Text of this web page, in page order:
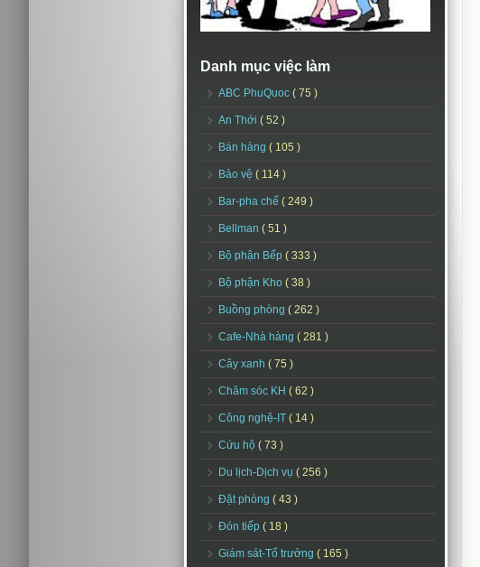
Danh mục việc làm
ABC PhuQuoc ( 75 )
An Thới ( 52 )
Bán hàng ( 105 )
Bảo vệ ( 114 )
Bar-pha chế ( 249 )
Bellman ( 51 )
Bộ phận Bếp ( 333 )
Bộ phận Kho ( 38 )
Buồng phòng ( 262 )
Cafe-Nhà hàng ( 281 )
Cây xanh ( 75 )
Chăm sóc KH ( 62 )
Công nghệ-IT ( 14 )
Cứu hộ ( 73 )
Du lịch-Dịch vụ ( 256 )
Đặt phòng ( 43 )
Đón tiếp ( 18 )
Giám sát-Tổ trưởng ( 165 )